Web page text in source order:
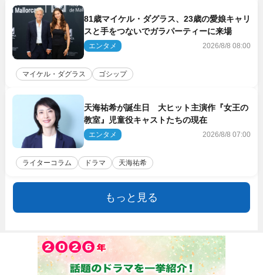
81歳マイケル・ダグラス、23歳の愛娘キャリ
スと手をつないでガラパーティーに来場
エンタメ 2026/8/8 08:00
マイケル・ダグラス ゴシップ
天海祐希が誕生日 大ヒット主演作『女王の
教室』児童役キャストたちの現在
エンタメ 2026/8/8 07:00
ライターコラム ドラマ 天海祐希
もっと見る